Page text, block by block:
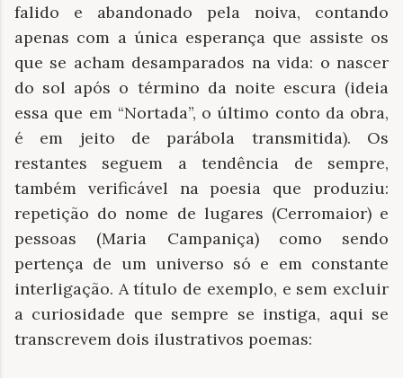
falido e abandonado pela noiva, contando
apenas com a única esperança que assiste os
que se acham desamparados na vida: o nascer
do sol após o término da noite escura (ideia
essa que em “Nortada”, o último conto da obra,
é em jeito de parábola transmitida). Os
restantes seguem a tendência de sempre,
também verificável na poesia que produziu:
repetição do nome de lugares (Cerromaior) e
pessoas (Maria Campaniça) como sendo
pertença de um universo só e em constante
interligação. A título de exemplo, e sem excluir
a curiosidade que sempre se instiga, aqui se
transcrevem dois ilustrativos poemas: